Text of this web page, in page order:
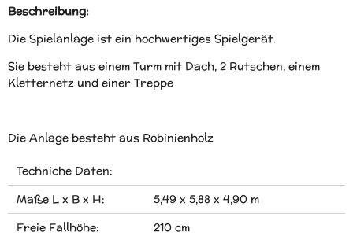
Beschreibung:
Die Spielanlage ist ein hochwertiges Spielgerät.
Sie besteht aus einem Turm mit Dach, 2 Rutschen, einem
Kletternetz und einer Treppe
Die Anlage besteht aus Robinienholz
Techniche Daten:
Maße L x B x H:
5,49 x 5,88 x 4,90 m
Freie Fallhöhe:
210 cm